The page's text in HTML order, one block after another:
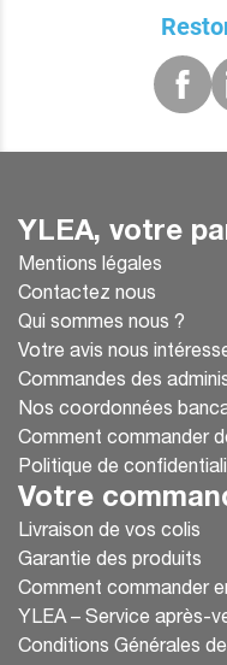
YLEA, votre
Mentions légales
Contactez nous
Qui sommes nous ?
Votre avis nous
Commandes des
Nos coordonnées
Comment commander
Politique de
Votre
Livraison de vos colis
Garantie des produits
Comment commander
YLEA – Service après-
Conditions Générales